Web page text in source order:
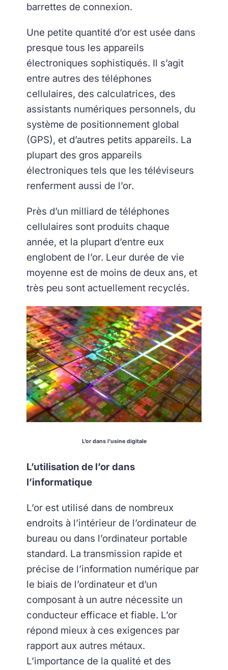
barrettes de connexion.
Une petite quantité d’or est usée dans
presque tous les appareils
électroniques sophistiqués. Il s’agit
entre autres des téléphones
cellulaires, des calculatrices, des
assistants numériques personnels, du
système de positionnement global
(GPS), et d’autres petits appareils. La
plupart des gros appareils
électroniques tels que les téléviseurs
renferment aussi de l’or.
Près d’un milliard de téléphones
cellulaires sont produits chaque
année, et la plupart d’entre eux
englobent de l’or. Leur durée de vie
moyenne est de moins de deux ans, et
très peu sont actuellement recyclés.
L’or dans l’usine digitale
L’utilisation de l’or dans
l’informatique
L’or est utilisé dans de nombreux
endroits à l’intérieur de l’ordinateur de
bureau ou dans l’ordinateur portable
standard. La transmission rapide et
précise de l’information numérique par
le biais de l’ordinateur et d’un
composant à un autre nécessite un
conducteur efficace et fiable. L’or
répond mieux à ces exigences par
rapport aux autres métaux.
L’importance de la qualité et des